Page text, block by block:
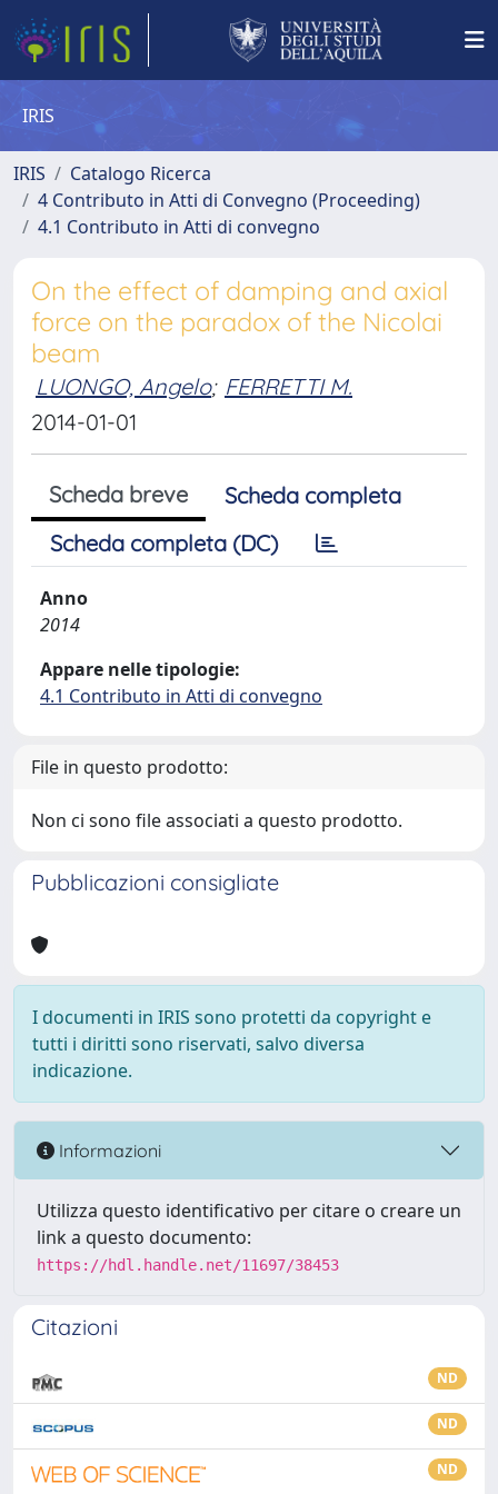
IRIS
IRIS
Catalogo Ricerca
4 Contributo in Atti di Convegno (Proceeding)
4.1 Contributo in Atti di convegno
On the effect of damping and axial
force on the paradox of the Nicolai
beam
LUONGO, Angelo; FERRETTI M.
2014-01-01
Scheda breve
Scheda completa
Scheda completa (DC)
Anno
2014
Appare nelle tipologie:
4.1 Contributo in Atti di convegno
File in questo prodotto:
Non ci sono file associati a questo prodotto.
Pubblicazioni consigliate
I documenti in IRIS sono protetti da copyright e
tutti i diritti sono riservati, salvo diversa
indicazione.
Informazioni
Utilizza questo identificativo per citare o creare un
link a questo documento:
https://hdl.handle.net/11697/38453
Citazioni
ND
ND
ND